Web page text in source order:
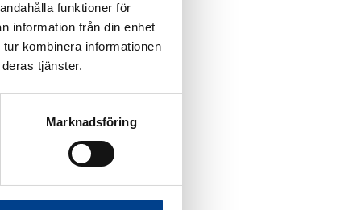
funktioner för
information från din enhet
kombinera informationen
tjänster.
Marknadsföring
med i bestyrelsen